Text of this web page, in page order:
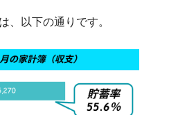
、以下の通りです。